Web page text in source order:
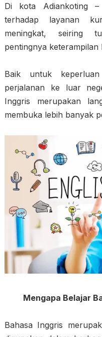
Di kota Adiankoting –
terhadap layanan
meningkat, seiring
pentingnya keterampilan
Baik untuk
perjalanan ke luar
Inggris merupakan
membuka lebih banyak
Mengapa Belajar
Bahasa Inggris